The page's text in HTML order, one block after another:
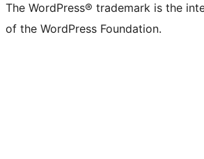
The WordPress® trademark is the
of the WordPress Foundation.